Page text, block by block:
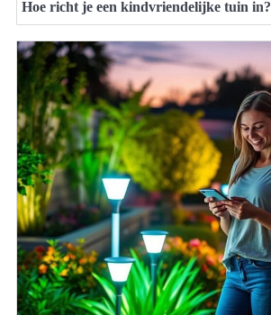
Hoe richt je een kindvriendelijke tuin in?